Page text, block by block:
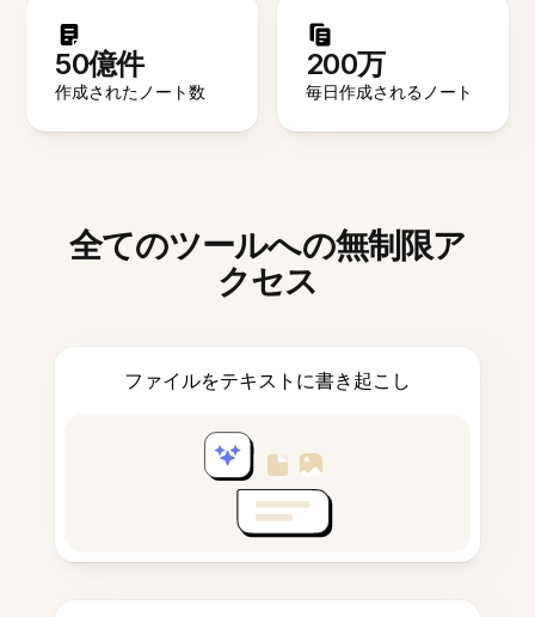
50億件
作成されたノート数
200万
毎日作成されるノート
全てのツールへの無制限ア
クセス
ファイルをテキストに書き起こし